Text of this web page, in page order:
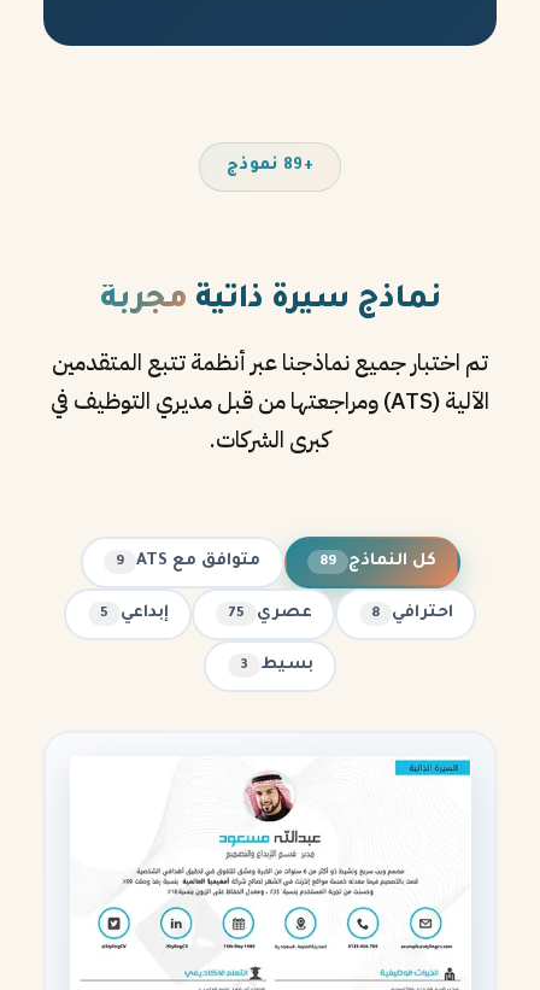
+89 نموذج
نماذج سيرة ذاتية مجربة
تم اختبار جميع نماذجنا عبر أنظمة تتبع المتقدمين
الآلية (ATS) ومراجعتها من قبل مديري التوظيف في
كبرى الشركات.
كل النماذج 89 متوافق مع ATS 9
احترافي 8 عصري 75 إبداعي 5
بسيط 3